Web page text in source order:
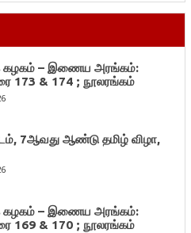
கழகம் – இணைய அரங்கம்:
173 & 174 ; நூலரங்கம்
7ஆவது ஆண்டு தமிழ் விழா,
கழகம் – இணைய அரங்கம்:
169 & 170 ; நூலரங்கம்